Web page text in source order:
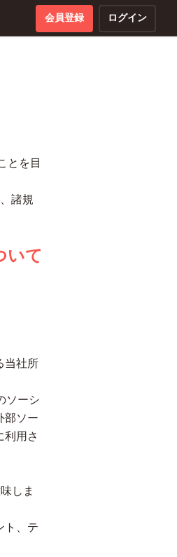
会員登録 ログイン
とを目
諸規
いて
当社所
ソーシ
部ソー
利用さ
しま
ト、テ